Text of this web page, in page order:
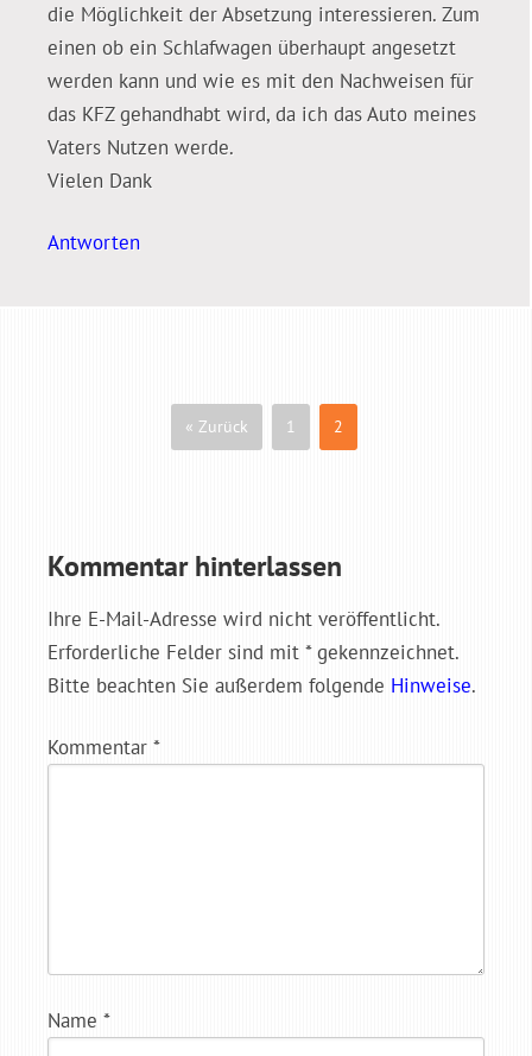
die Möglichkeit der Absetzung interessieren. Zum
einen ob ein Schlafwagen überhaupt angesetzt
werden kann und wie es mit den Nachweisen für
das KFZ gehandhabt wird, da ich das Auto meines
Vaters Nutzen werde.
Vielen Dank
Antworten
« Zurück 1 2
Kommentar hinterlassen
Ihre E-Mail-Adresse wird nicht veröffentlicht.
Erforderliche Felder sind mit * gekennzeichnet.
Bitte beachten Sie außerdem folgende Hinweise.
Kommentar *
Name *